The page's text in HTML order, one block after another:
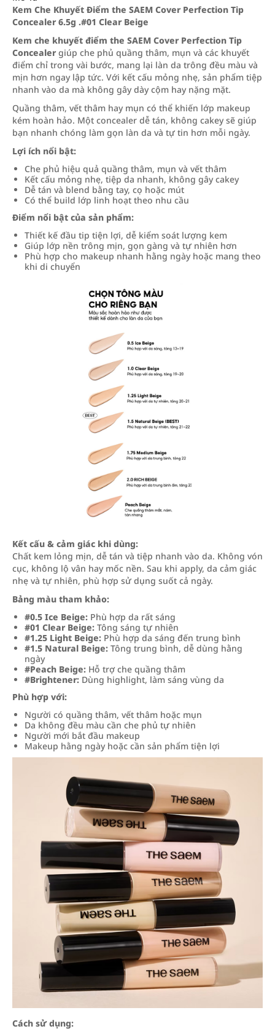
Kem Che Khuyết Điểm the SAEM Cover Perfection Tip
Concealer 6.5g .#01 Clear Beige
Kem che khuyết điểm the SAEM Cover Perfection Tip
Concealer giúp che phủ quầng thâm, mụn và các khuyết
điểm chỉ trong vài bước, mang lại làn da trông đều màu và
mịn hơn ngay lập tức. Với kết cấu mỏng nhẹ, sản phẩm tiệp
nhanh vào da mà không gây dày cộm hay nặng mặt.
Quầng thâm, vết thâm hay mụn có thể khiến lớp makeup
kém hoàn hảo. Một concealer dễ tán, không cakey sẽ giúp
bạn nhanh chóng làm gọn làn da và tự tin hơn mỗi ngày.
Lợi ích nổi bật:
Che phủ hiệu quả quầng thâm, mụn và vết thâm
Kết cấu mỏng nhẹ, tiệp da nhanh, không gây cakey
Dễ tán và blend bằng tay, cọ hoặc mút
Có thể build lớp linh hoạt theo nhu cầu
Điểm nổi bật của sản phẩm:
Thiết kế đầu tip tiện lợi, dễ kiểm soát lượng kem
Giúp lớp nền trông mịn, gọn gàng và tự nhiên hơn
Phù hợp cho makeup nhanh hằng ngày hoặc mang theo
khi di chuyển
Kết cấu & cảm giác khi dùng:
Chất kem lỏng mịn, dễ tán và tiệp nhanh vào da. Không vón
cục, không lộ vân hay mốc nền. Sau khi apply, da cảm giác
nhẹ và tự nhiên, phù hợp sử dụng suốt cả ngày.
Bảng màu tham khảo:
#0.5 Ice Beige: Phù hợp da rất sáng
#01 Clear Beige: Tông sáng tự nhiên
#1.25 Light Beige: Phù hợp da sáng đến trung bình
#1.5 Natural Beige: Tông trung bình, dễ dùng hằng
ngày
#Peach Beige: Hỗ trợ che quầng thâm
#Brightener: Dùng highlight, làm sáng vùng da
Phù hợp với:
Người có quầng thâm, vết thâm hoặc mụn
Da không đều màu cần che phủ tự nhiên
Người mới bắt đầu makeup
Makeup hằng ngày hoặc cần sản phẩm tiện lợi
Cách sử dụng: